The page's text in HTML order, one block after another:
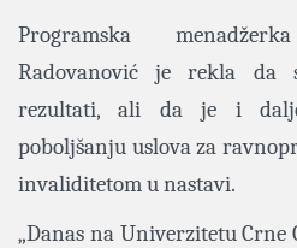
Programska
Radovanović je rekla da
rezultati, ali da je i
poboljšanju uslova za
invaliditetom u nastavi.
„Danas na Univerzitetu Crne